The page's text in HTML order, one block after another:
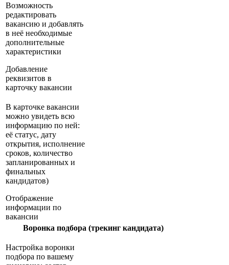
Возможность
редактировать
вакансию и добавлять
в неё необходимые
дополнительные
характеристики
Добавление
реквизитов в
карточку вакансии
В карточке вакансии
можно увидеть всю
информацию по ней:
её статус, дату
открытия, исполнение
сроков, количество
запланированных и
финальных
кандидатов)
Отображение
информации по
вакансии
Воронка подбора (трекинг кандидата)
Настройка воронки
подбора по вашему